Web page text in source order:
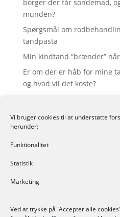
Vi bruger cookies til at understøtte
herunder:
Funktionalitet
Statistik
Marketing
Ved at trykke på 'Accepter alle
borger der får sondemad,
munden?
Spørgsmål om
tandpasta
Min kindtand “brænder”
Er om der er håb for mine
og hvad vil det koste?
Seneste nyhedsbreve
Palliativ mundpleje
Den gode historie – om en
hverdagen